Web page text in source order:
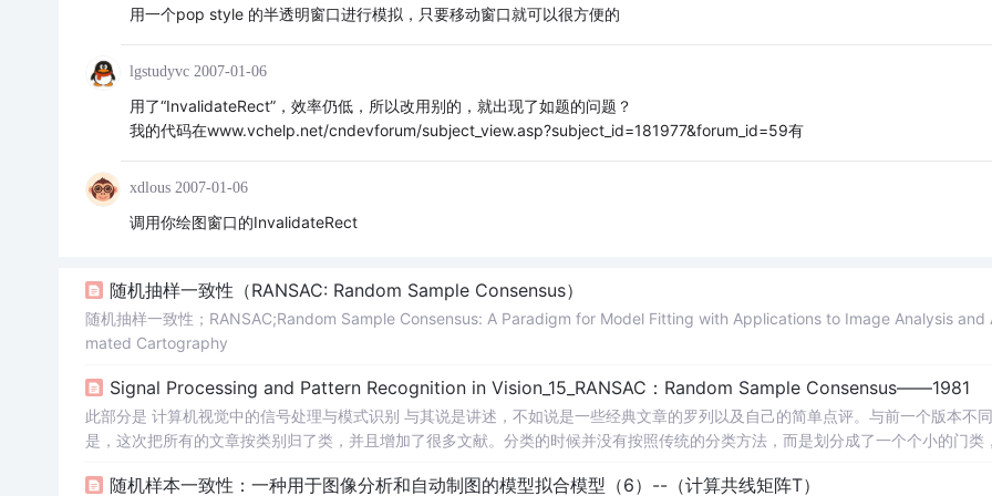
用一个pop style 的半透明窗口进行模拟，只要移动窗口就可以很方便的
lgstudyvc 2007-01-06
用了“InvalidateRect”，效率仍低，所以改用别的，就出现了如题的问题？
我的代码在www.vchelp.net/cndevforum/subject_view.asp?subject_id=181977&forum_id=59有
xdlous 2007-01-06
调用你绘图窗口的InvalidateRect
随机抽样一致性（RANSAC: Random Sample Consensus）
随机抽样一致性；RANSAC;Random Sample Consensus: A Paradigm for Model Fitting with Applications to Image Analysis and
mated Cartography
Signal Processing and Pattern Recognition in Vision_15_RANSAC：Random Sample Consensus——1981
此部分是 计算机视觉中的信号处理与模式识别 与其说是讲述，不如说是一些经典文章的罗列以及自己的简单点评。与前一个版本不
是，这次把所有的文章按类别归了类，并且增加了很多文献。分类的时候并没有按照传统的分类方法，而是划分成了一个个小的门类
法。为了以后维护...
随机样本一致性：一种用于图像分析和自动制图的模型拟合模型（6）--（计算共线矩阵T）